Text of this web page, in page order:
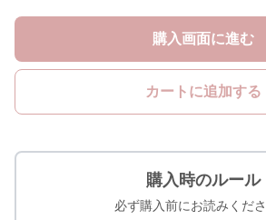
購入画面に進む
カートに追加する
購入時のルール
必ず購入前にお読みくださ